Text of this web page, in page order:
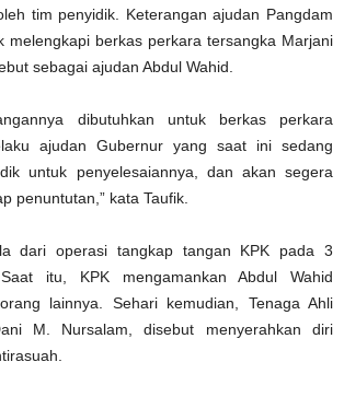
tim penyidik. Keterangan ajudan Pangdam
melengkapi berkas perkara tersangka Marjani
sebagai ajudan Abdul Wahid.
dibutuhkan untuk berkas perkara
ajudan Gubernur yang saat ini sedang
untuk penyelesaiannya, dan akan segera
penuntutan,” kata Taufik.
dari operasi tangkap tangan KPK pada 3
itu, KPK mengamankan Abdul Wahid
lainnya. Sehari kemudian, Tenaga Ahli
M. Nursalam, disebut menyerahkan diri